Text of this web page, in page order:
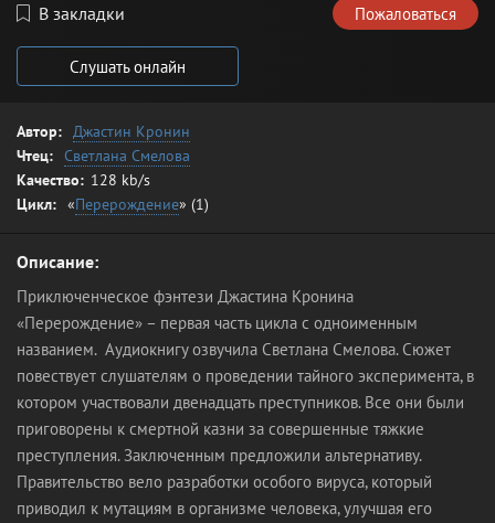
В закладки Пожаловаться
Слушать онлайн
Автор: Джастин Кронин
Чтец: Светлана Смелова
Качество: 128 kb/s
Цикл: «Перерождение» (1)
Описание:
Приключенческое фэнтези Джастина Кронина
«Перерождение» – первая часть цикла с одноименным
названием. Аудиокнигу озвучила Светлана Смелова. Сюжет
повествует слушателям о проведении тайного эксперимента, в
котором участвовали двенадцать преступников. Все они были
приговорены к смертной казни за совершенные тяжкие
преступления. Заключенным предложили альтернативу.
Правительство вело разработки особого вируса, который
приводил к мутациям в организме человека, улучшая его